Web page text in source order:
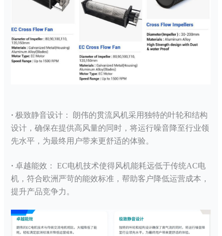
·极致静音设计： 朗伟的贯流风机采用独特的叶轮和结构
设计，确保在提供高风量的同时，将运行噪音降至行业领
先水平，为最终用户带来更舒适的体验。
·卓越能效：
EC电机技术使得风机能耗远低于传统AC电
机，符合欧洲严苛的能效标准，帮助客户降低运营成本，
提升产品竞争力。